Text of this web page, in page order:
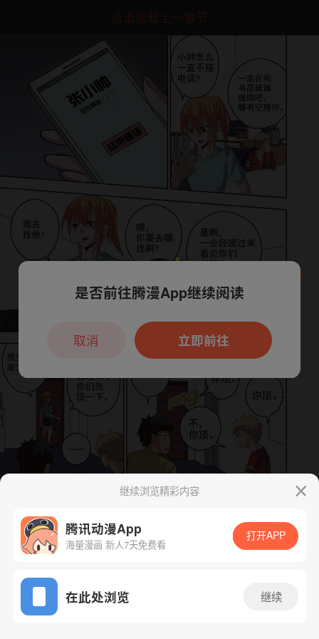
点击加载上一章节
App免费看
下一话 腾漫App免费看
继续浏览精彩内容
腾讯动漫App
海量漫画 新人7天免费看
打开APP
在此处浏览 继续
本章节仅支持App阅读，可打开App新用
户7天免费看
是否前往腾漫App继续阅读
立即前往
取消